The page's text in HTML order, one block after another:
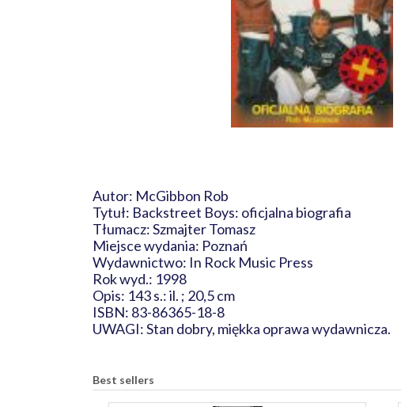
Autor: McGibbon Rob
Tytuł: Backstreet Boys: oficjalna biografia
Tłumacz: Szmajter Tomasz
Miejsce wydania: Poznań
Wydawnictwo: In Rock Music Press
Rok wyd.: 1998
Opis: 143 s.: il. ; 20,5 cm
ISBN: 83-86365-18-8
UWAGI: Stan dobry, miękka oprawa wydawnicza.
Best sellers